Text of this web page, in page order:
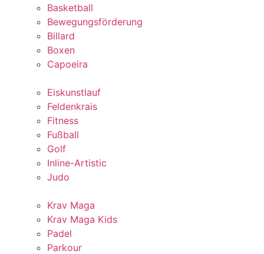
Basketball
Bewegungsförderung
Billard
Boxen
Capoeira
Eiskunstlauf
Feldenkrais
Fitness
Fußball
Golf
Inline-Artistic
Judo
Krav Maga
Krav Maga Kids
Padel
Parkour